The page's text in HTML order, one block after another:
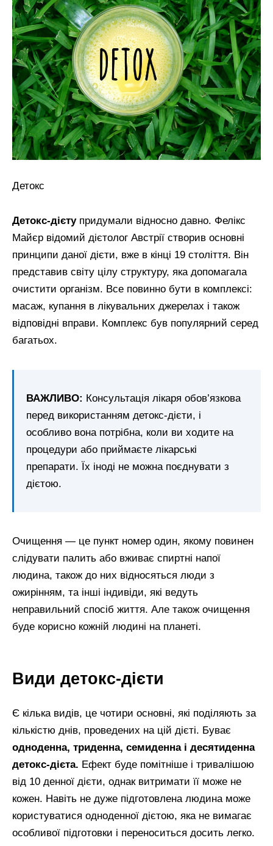
Детокс
Детокс-дієтупридумали відносно давно. Фелікс
Майєр відомий дієтолог Австрії створив основні
принципи даної дієти, вже в кінці 19 століття. Він
представив світу цілу структуру, яка допомагала
очистити організм. Все повинно бути в комплексі:
масаж, купання в лікувальних джерелах і також
відповідні вправи. Комплекс був популярний серед
багатьох.
ВАЖЛИВО: Консультація лікаря обов’язкова
перед використанням детокс-дієти, і
особливо вона потрібна, коли ви ходите на
процедури або приймаєте лікарські
препарати. Їх іноді не можна поєднувати з
дієтою.
Очищення — це пункт номер один, якому повинен
слідувати палить або вживає спиртні напої
людина, також до них відносяться люди з
ожирінням, та інші індивіди, які ведуть
неправильний спосіб життя. Але також очищення
буде корисно кожній людині на планеті.
Види детокс-дієти
Є кілька видів, це чотири основні, які поділяють за
кількістю днів, проведених на цій дієті. Буває
одноденна, триденна, семиденна і десятиденна
детокс-дієта. Ефект буде помітніше і тривалішою
від 10 денної дієти, однак витримати її може не
кожен. Навіть не дуже підготовлена людина може
користуватися одноденної дієтою, яка не вимагає
особливої підготовки і переноситься досить легко.